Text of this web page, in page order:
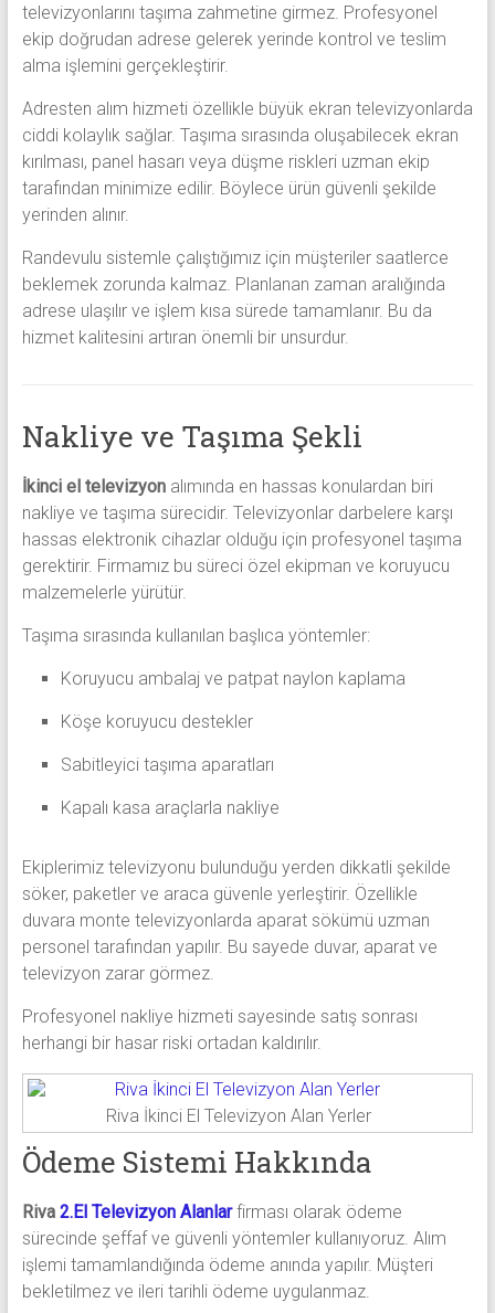
televizyonlarını taşıma zahmetine girmez. Profesyonel
ekip doğrudan adrese gelerek yerinde kontrol ve teslim
alma işlemini gerçekleştirir.
Adresten alım hizmeti özellikle büyük ekran televizyonlarda
ciddi kolaylık sağlar. Taşıma sırasında oluşabilecek ekran
kırılması, panel hasarı veya düşme riskleri uzman ekip
tarafından minimize edilir. Böylece ürün güvenli şekilde
yerinden alınır.
Randevulu sistemle çalıştığımız için müşteriler saatlerce
beklemek zorunda kalmaz. Planlanan zaman aralığında
adrese ulaşılır ve işlem kısa sürede tamamlanır. Bu da
hizmet kalitesini artıran önemli bir unsurdur.
Nakliye ve Taşıma Şekli
İkinci el televizyonalımında en hassas konulardan biri
nakliye ve taşıma sürecidir. Televizyonlar darbelere karşı
hassas elektronik cihazlar olduğu için profesyonel taşıma
gerektirir. Firmamız bu süreci özel ekipman ve koruyucu
malzemelerle yürütür.
Taşıma sırasında kullanılan başlıca yöntemler:
Koruyucu ambalaj ve patpat naylon kaplama
Köşe koruyucu destekler
Sabitleyici taşıma aparatları
Kapalı kasa araçlarla nakliye
Ekiplerimiz televizyonu bulunduğu yerden dikkatli şekilde
söker, paketler ve araca güvenle yerleştirir. Özellikle
duvara monte televizyonlarda aparat sökümü uzman
personel tarafından yapılır. Bu sayede duvar, aparat ve
televizyon zarar görmez.
Profesyonel nakliye hizmeti sayesinde satış sonrası
herhangi bir hasar riski ortadan kaldırılır.
Riva İkinci El Televizyon Alan Yerler
Ödeme Sistemi Hakkında
Riva 2.El Televizyon Alanlarfirması olarak ödeme
sürecinde şeffaf ve güvenli yöntemler kullanıyoruz. Alım
işlemi tamamlandığında ödeme anında yapılır. Müşteri
bekletilmez ve ileri tarihli ödeme uygulanmaz.